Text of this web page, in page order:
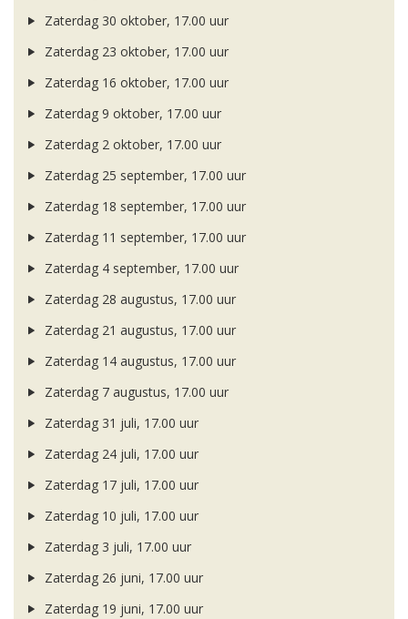
Zaterdag 30 oktober, 17.00 uur
Zaterdag 23 oktober, 17.00 uur
Zaterdag 16 oktober, 17.00 uur
Zaterdag 9 oktober, 17.00 uur
Zaterdag 2 oktober, 17.00 uur
Zaterdag 25 september, 17.00 uur
Zaterdag 18 september, 17.00 uur
Zaterdag 11 september, 17.00 uur
Zaterdag 4 september, 17.00 uur
Zaterdag 28 augustus, 17.00 uur
Zaterdag 21 augustus, 17.00 uur
Zaterdag 14 augustus, 17.00 uur
Zaterdag 7 augustus, 17.00 uur
Zaterdag 31 juli, 17.00 uur
Zaterdag 24 juli, 17.00 uur
Zaterdag 17 juli, 17.00 uur
Zaterdag 10 juli, 17.00 uur
Zaterdag 3 juli, 17.00 uur
Zaterdag 26 juni, 17.00 uur
Zaterdag 19 juni, 17.00 uur